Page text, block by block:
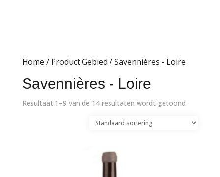
Home / Product Gebied / Savennières - Loire
Savennières - Loire
Resultaat 1–9 van de 14 resultaten wordt getoond